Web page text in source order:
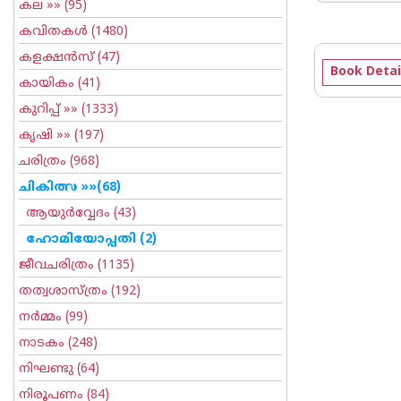
കല »» (95)
കവിതകള്‍ (1480)
കളക്ഷന്‍സ്(47)
കായികം (41)
കുറിപ്പ്‌ »» (1333)
കൃഷി »» (197)
ചരിത്രം (968)
ചികിത്സ »»(68)
ആയുര്‍വ്വേദം (43)
ഹോമിയോപ്പതി (2)
ജീവചരിത്രം (1135)
തത്വശാസ്ത്രം (192)
നര്‍മ്മം (99)
നാടകം (248)
നിഘണ്ടു (64)
നിരൂപണം (84)
Book